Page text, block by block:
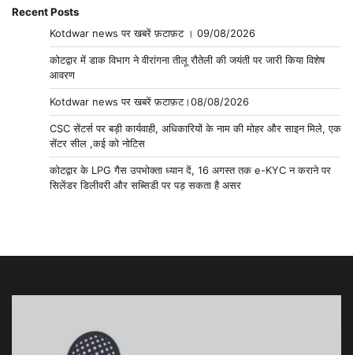
Recent Posts
Kotdwar news पर खबरें फ़टाफ़ट । 09/08/2026
कोटद्वार में डाक विभाग ने वीरांगना तीलू रौतेली की जयंती पर जारी किया विशेष
आवरण
Kotdwar news पर खबरें फ़टाफ़ट।08/08/2026
CSC सेंटर्स पर बड़ी कार्यवाही, अधिकारियों के नाम की मोहर और साइन मिले, एक
सेंटर सील ,कई को नोटिस
कोटद्वार के LPG गैस उपभोक्ता ध्यान दें, 16 अगस्त तक e-KYC न कराने पर
सिलेंडर डिलीवरी और सब्सिडी पर पड़ सकता है असर